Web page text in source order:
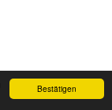
Bestätigen